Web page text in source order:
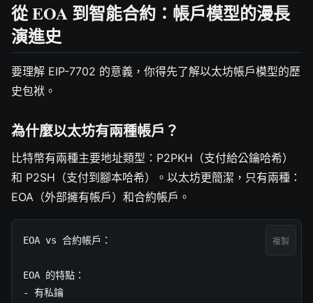
從 EOA 到智能合約：帳戶模型的漫長
演進史
要理解 EIP-7702 的意義，你得先了解以太坊帳戶模型的歷
史包袱。
為什麼以太坊有兩種帳戶？
比特幣有兩種主要地址類型：P2PKH（支付給公鑰哈希）
和 P2SH（支付到腳本哈希）。以太坊更簡潔，只有兩種：
EOA（外部擁有帳戶）和合約帳戶。
EOA vs 合約帳戶：
EOA 的特點：
- 有私鑰
複製